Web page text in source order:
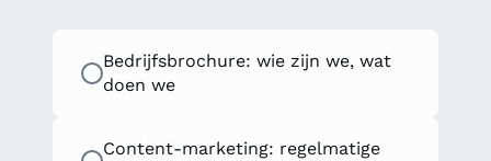
Bedrijfsbrochure: wie zijn we, wat
doen we
Content-marketing: regelmatige